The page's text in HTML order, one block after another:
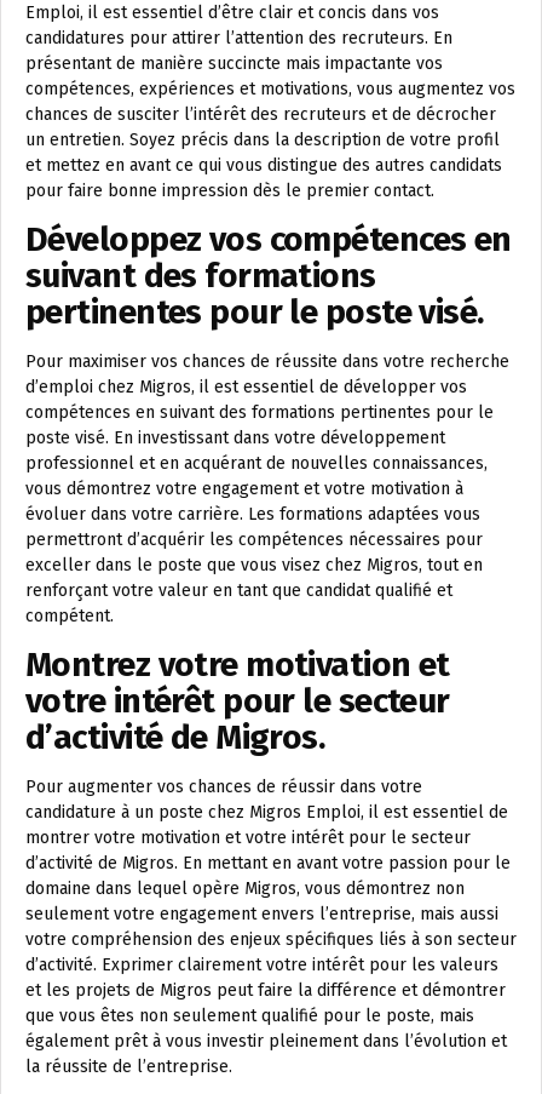
Emploi, il est essentiel d’être clair et concis dans vos
candidatures pour attirer l’attention des recruteurs. En
présentant de manière succincte mais impactante vos
compétences, expériences et motivations, vous augmentez vos
chances de susciter l’intérêt des recruteurs et de décrocher
un entretien. Soyez précis dans la description de votre profil
et mettez en avant ce qui vous distingue des autres candidats
pour faire bonne impression dès le premier contact.
Développez vos compétences en
suivant des formations
pertinentes pour le poste visé.
Pour maximiser vos chances de réussite dans votre recherche
d’emploi chez Migros, il est essentiel de développer vos
compétences en suivant des formations pertinentes pour le
poste visé. En investissant dans votre développement
professionnel et en acquérant de nouvelles connaissances,
vous démontrez votre engagement et votre motivation à
évoluer dans votre carrière. Les formations adaptées vous
permettront d’acquérir les compétences nécessaires pour
exceller dans le poste que vous visez chez Migros, tout en
renforçant votre valeur en tant que candidat qualifié et
compétent.
Montrez votre motivation et
votre intérêt pour le secteur
d’activité de Migros.
Pour augmenter vos chances de réussir dans votre
candidature à un poste chez Migros Emploi, il est essentiel de
montrer votre motivation et votre intérêt pour le secteur
d’activité de Migros. En mettant en avant votre passion pour le
domaine dans lequel opère Migros, vous démontrez non
seulement votre engagement envers l’entreprise, mais aussi
votre compréhension des enjeux spécifiques liés à son secteur
d’activité. Exprimer clairement votre intérêt pour les valeurs
et les projets de Migros peut faire la différence et démontrer
que vous êtes non seulement qualifié pour le poste, mais
également prêt à vous investir pleinement dans l’évolution et
la réussite de l’entreprise.